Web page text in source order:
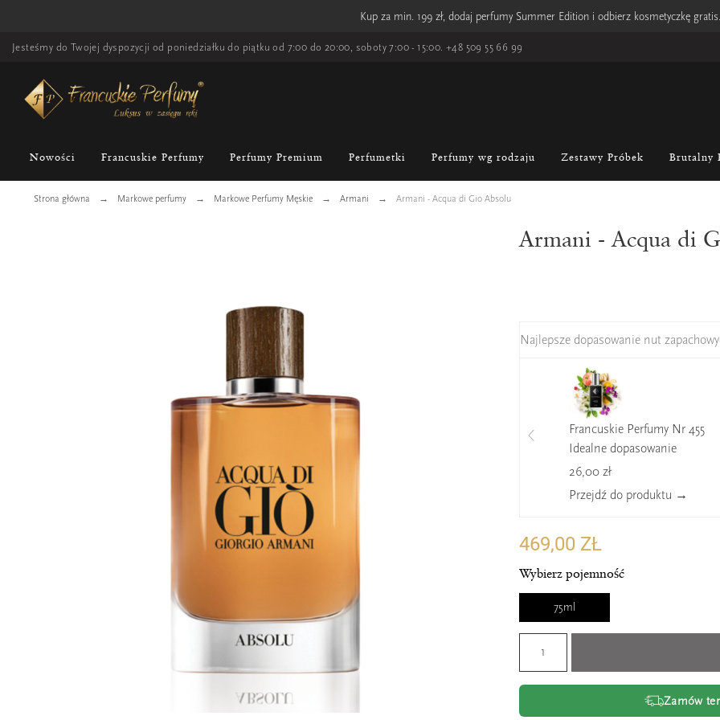
Kup za min. 199 zł, dodaj perfumy Summer Edition i odbierz kosmetyczkę gratis.
Jesteśmy do Twojej dyspozycji od poniedziałku do piątku od 7:00 do 20:00, soboty 7:00 - 15:00. +48 509 55 66 99
Nowości Francuskie Perfumy Perfumy Premium Perfumetki Perfumy wg rodzaju Zestawy Próbek Brutalny
Strona główna Markowe perfumy Markowe Perfumy Męskie Armani Armani - Acqua di Gio Absolu
Armani - Acqua di
Najlepsze dopasowanie nut
Francuskie Perfumy Nr 455
Idealne dopasowanie
26,00 zł
Przejdź do produktu →
469,00 ZŁ
Wybierz pojemność
75ml
Zamów